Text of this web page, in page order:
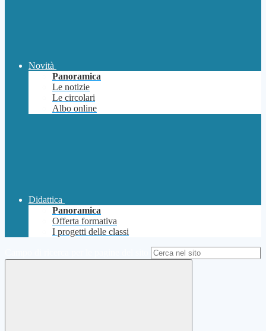
Novità
Panoramica
Le notizie
Le circolari
Albo online
Didattica
Panoramica
Offerta formativa
I progetti delle classi